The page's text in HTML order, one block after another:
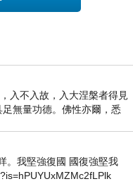
織衫
入不入故，入大涅槃者得見
無量功德。佛性亦爾，悉
。我堅強復國 國復強堅我